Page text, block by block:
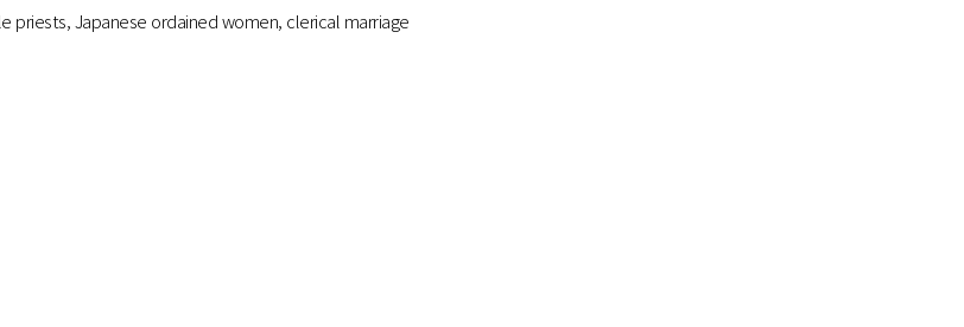
priests, Japanese ordained women, clerical marriage